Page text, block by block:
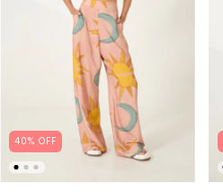
40% OFF